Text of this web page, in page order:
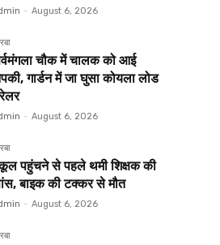
- August 6, 2026
चौक में चालक को आई
गार्डन में जा घुसा कोयला लोड
- August 6, 2026
पहुंचने से पहले थमी शिक्षक की
बाइक की टक्कर से मौत
- August 6, 2026